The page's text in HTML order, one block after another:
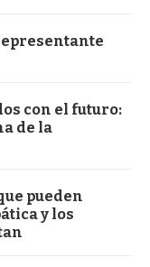
con el futuro:
de la
pueden
y los